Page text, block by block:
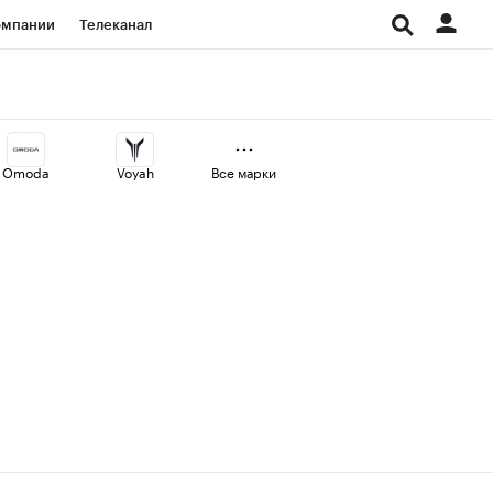
Телеканал
Проверка контрагентов
Omoda Voyah Все марки